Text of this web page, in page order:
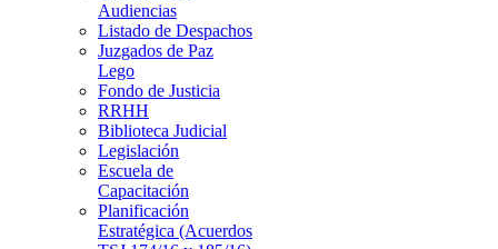
Audiencias
Listado de Despachos
Juzgados de Paz
Lego
Fondo de Justicia
RRHH
Biblioteca Judicial
Legislación
Escuela de
Capacitación
Planificación
Estratégica (Acuerdos